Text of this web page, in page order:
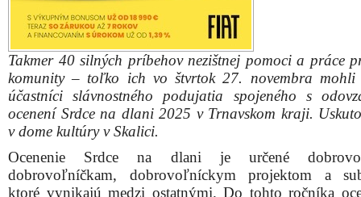
Brestovanský (Trnavská univerzita), Richard Čederle
Senica) a Dagmara Šujanová (Trenčianske
centrum).